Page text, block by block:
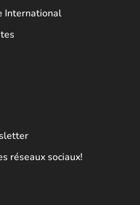
International
réseaux sociaux!